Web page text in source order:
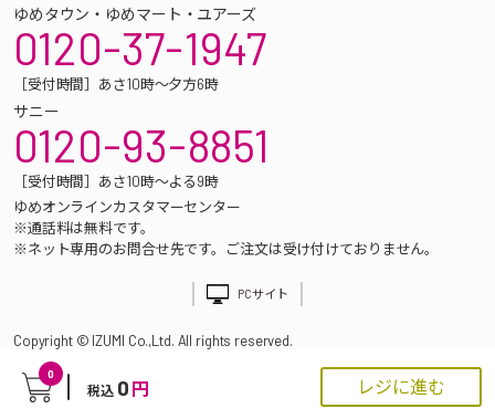
0
税込 0 円 レジに進む
ゆめタウン・ゆめマート・ユアーズ
0120-37-1947
［受付時間］あさ10時～夕方6時
サニー
0120-93-8851
［受付時間］あさ10時～よる9時
ゆめオンラインカスタマーセンター
※通話料は無料です。
※ネット専用のお問合せ先です。ご注文は受け付けておりません。
PCサイト
Copyright © IZUMI Co.,Ltd. All rights reserved.